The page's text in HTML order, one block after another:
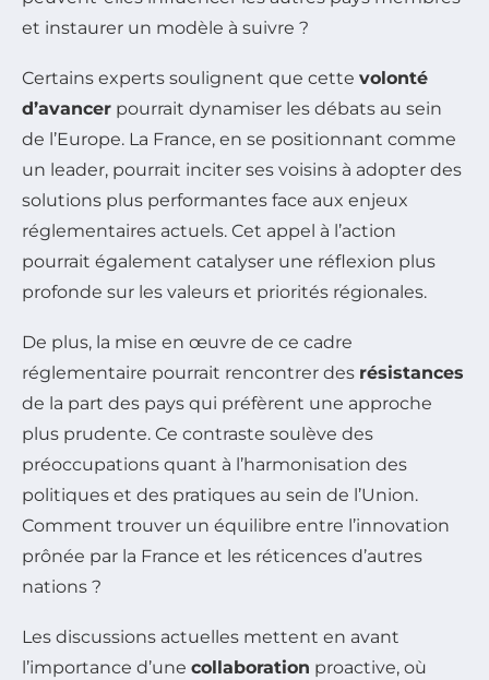
et instaurer un modèle à suivre ?
Certains experts soulignent que cette volonté
d’avancer pourrait dynamiser les débats au sein
de l’Europe. La France, en se positionnant comme
un leader, pourrait inciter ses voisins à adopter des
solutions plus performantes face aux enjeux
réglementaires actuels. Cet appel à l’action
pourrait également catalyser une réflexion plus
profonde sur les valeurs et priorités régionales.
De plus, la mise en œuvre de ce cadre
réglementaire pourrait rencontrer des résistances
de la part des pays qui préfèrent une approche
plus prudente. Ce contraste soulève des
préoccupations quant à l’harmonisation des
politiques et des pratiques au sein de l’Union.
Comment trouver un équilibre entre l’innovation
prônée par la France et les réticences d’autres
nations ?
Les discussions actuelles mettent en avant
l’importance d’une collaboration proactive, où